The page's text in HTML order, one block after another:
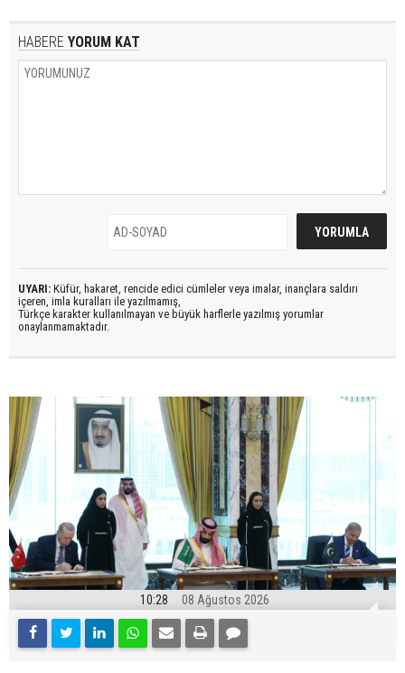
HABERE YORUM KAT
UYARI: Küfür, hakaret, rencide edici cümleler veya imalar, inançlara saldırı
içeren, imla kuralları ile yazılmamış,
Türkçe karakter kullanılmayan ve büyük harflerle yazılmış yorumlar
onaylanmamaktadır.
10:28 08 Ağustos 2026